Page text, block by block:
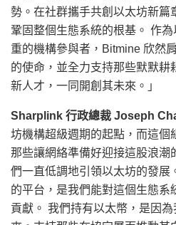
勢。在社群攜手共創以太坊新篇
鞏固整個生態系統的根基。 作
重的機構參與者，Bitmine 欣然
的使命，並全力支持那些默默耕
新人才，一同開創其未來。」
Sharplink 行政總裁 Joseph
坊機構超級週期的起點，而這個
那些讓網絡準備好迎接這股浪潮
們一直低調地引領以太坊的發展
的平台，是我們能對這個生態系
貢獻。 我們持有以太幣，是因